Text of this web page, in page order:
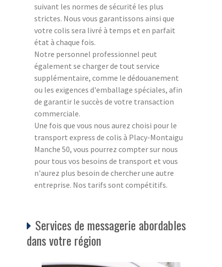
suivant les normes de sécurité les plus
strictes. Nous vous garantissons ainsi que
votre colis sera livré à temps et en parfait
état à chaque fois.
Notre personnel professionnel peut
également se charger de tout service
supplémentaire, comme le dédouanement
ou les exigences d'emballage spéciales, afin
de garantir le succès de votre transaction
commerciale.
Une fois que vous nous aurez choisi pour le
transport express de colis à Placy-Montaigu
Manche 50, vous pourrez compter sur nous
pour tous vos besoins de transport et vous
n'aurez plus besoin de chercher une autre
entreprise. Nos tarifs sont compétitifs.
Services de messagerie abordables
dans votre région